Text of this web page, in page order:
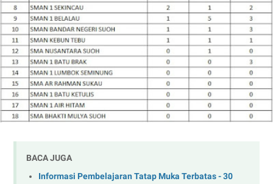
BACA JUGA
Informasi Pembelajaran Tatap Muka Terbatas - 30